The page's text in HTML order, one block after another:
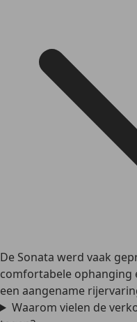
De Sonata werd vaak
comfortabele ophanging
een aangename
Waarom vielen de